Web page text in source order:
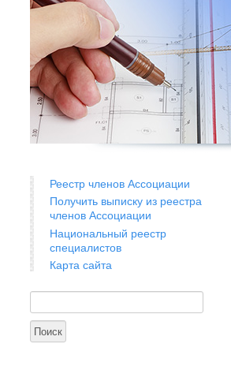
Реестр членов Ассоциации
Получить выписку из реестра
членов Ассоциации
Национальный реестр
специалистов
Карта сайта
Форма поиска
Поиск